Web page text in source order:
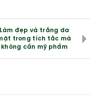
Làm đẹp và trắng da
trong tích tắc mà
không cần mỹ phẩm